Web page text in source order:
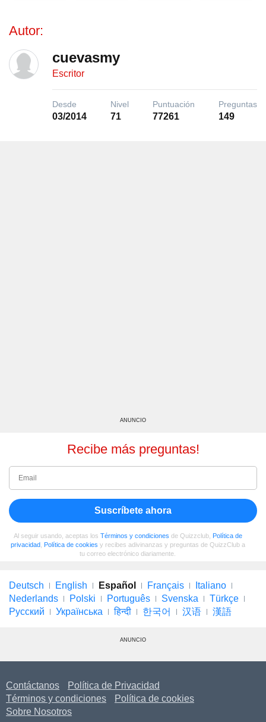
Autor:
cuevasmy
Escritor
Desde
03/2014
Nivel
71
Puntuación
77261
Preguntas
149
ANUNCIO
Recibe más preguntas!
Suscríbete ahora
Al seguir usando, aceptas los Términos y condiciones de Quizzclub, Política de
privacidad, Política de cookies y recibes adivinanzas y preguntas de QuizzClub a
tu correo electrónico diariamente.
Deutsch English Español Français
Italiano
Nederlands
Polski Português Svenska
Türkçe
Русский
Українська हिन्दी 한국어 汉语 漢語
ANUNCIO
Contáctanos
Política de Privacidad
Términos y condiciones
Política de cookies
Sobre Nosotros